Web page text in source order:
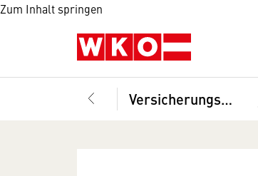
Zum Inhalt springen
Versicherungsmakler und Berater in Versicherungsangelegenheiten, Fachverband